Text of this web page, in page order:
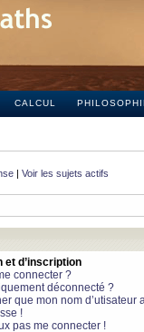
CALCUL
| Voir les sujets actifs
et d’inscription
connecter ?
déconnecté ?
que mon nom
!
pas me connecter !